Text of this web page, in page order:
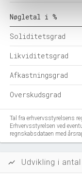
Nøgletal i %
Soliditetsgrad
Likviditetsgrad
Afkastningsgrad
Overskudsgrad
Tal fra erhvervsstyrelsens
Erhvervsstyrelsen ved
regnskabsdataen med
show_chart Udvikling i